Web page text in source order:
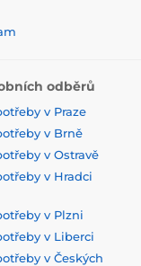
odběrů
v Praze
v Brně
v Ostravě
v Hradci
v Plzni
v Liberci
v Českých